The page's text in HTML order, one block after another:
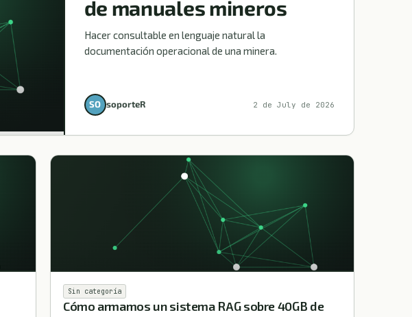
de manuales mineros
Hacer consultable en lenguaje natural la
documentación operacional de una minera.
SO soporteR 2 de July de 2026
Sin categoría
Cómo armamos un sistema RAG sobre 40GB de